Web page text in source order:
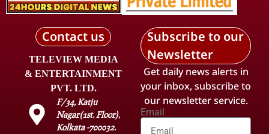
Contact us
TELEVIEW MEDIA
& ENTERTAINMENT
PVT. LTD.
F/34, Katju
Nagar(1st. Floor),
Kolkata -700032.
Subscribe to our
Newsletter
Get daily news alerts in
your inbox, subscribe to
our newsletter service.
Email